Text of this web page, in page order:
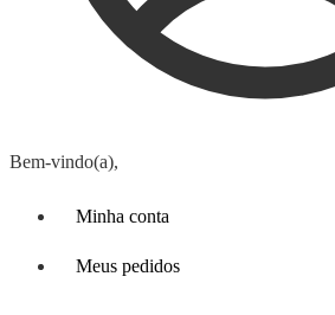
Bem-vindo(a),
Minha conta
Meus pedidos